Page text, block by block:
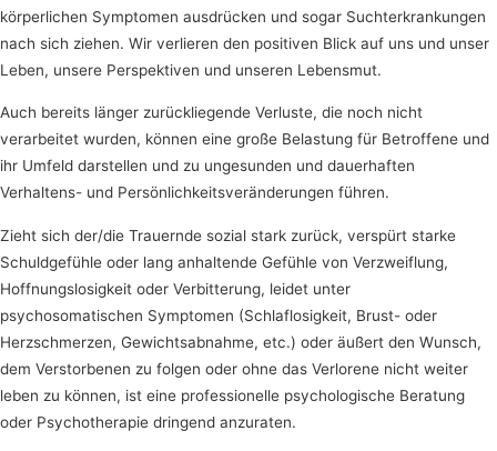
körperlichen Symptomen ausdrücken und sogar Suchterkrankungen
nach sich ziehen. Wir verlieren den positiven Blick auf uns und unser
Leben, unsere Perspektiven und unseren Lebensmut.
Auch bereits länger zurückliegende Verluste, die noch nicht
verarbeitet wurden, können eine große Belastung für Betroffene und
ihr Umfeld darstellen und zu ungesunden und dauerhaften
Verhaltens- und Persönlichkeitsveränderungen führen.
Zieht sich der/die Trauernde sozial stark zurück, verspürt starke
Schuldgefühle oder lang anhaltende Gefühle von Verzweiflung,
Hoffnungslosigkeit oder Verbitterung, leidet unter
psychosomatischen Symptomen (Schlaflosigkeit, Brust- oder
Herzschmerzen, Gewichtsabnahme, etc.) oder äußert den Wunsch,
dem Verstorbenen zu folgen oder ohne das Verlorene nicht weiter
leben zu können, ist eine professionelle psychologische Beratung
oder Psychotherapie dringend anzuraten.